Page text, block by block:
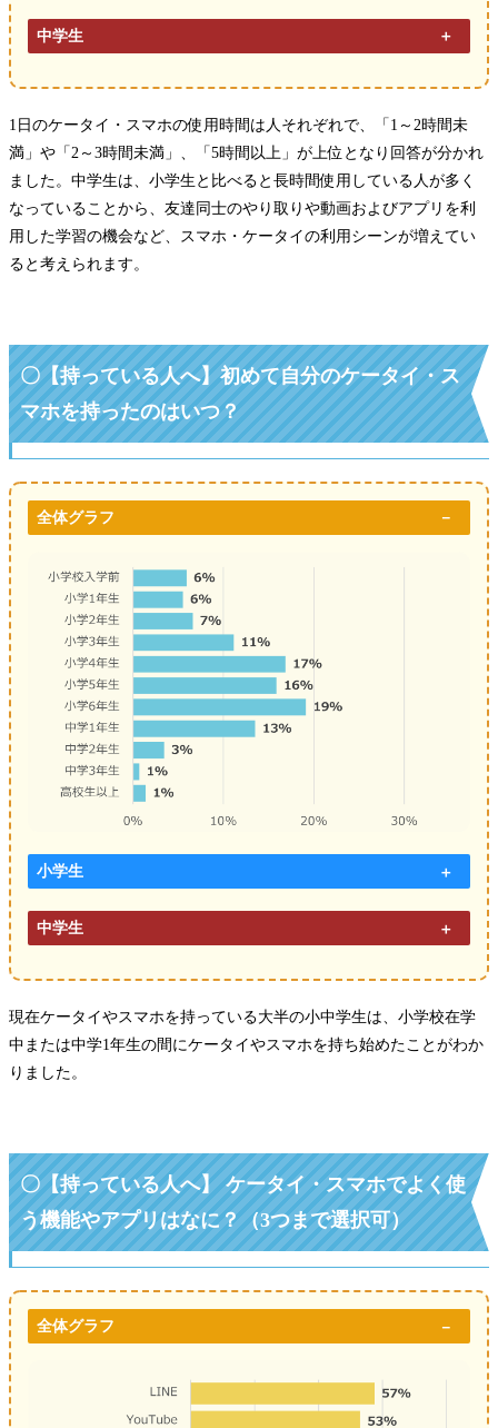
中学生
1日のケータイ・スマホの使用時間は人それぞれで、「1～2時間未
満」や「2～3時間未満」、「5時間以上」が上位となり回答が分かれ
ました。中学生は、小学生と比べると長時間使用している人が多く
なっていることから、友達同士のやり取りや動画およびアプリを利
用した学習の機会など、スマホ・ケータイの利用シーンが増えてい
ると考えられます。
〇【持っている人へ】初めて自分のケータイ・ス
マホを持ったのはいつ？
全体グラフ
小学生
中学生
現在ケータイやスマホを持っている大半の小中学生は、小学校在学
中または中学1年生の間にケータイやスマホを持ち始めたことがわか
りました。
〇【持っている人へ】 ケータイ・スマホでよく使
う機能やアプリはなに？（3つまで選択可）
全体グラフ